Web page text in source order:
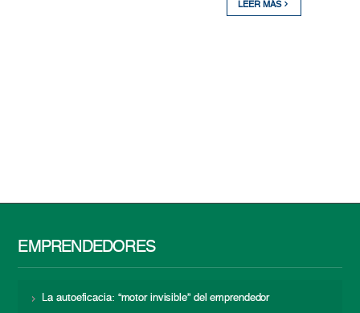
LEER MÁS
EMPRENDEDORES
La autoeficacia: “motor invisible” del emprendedor